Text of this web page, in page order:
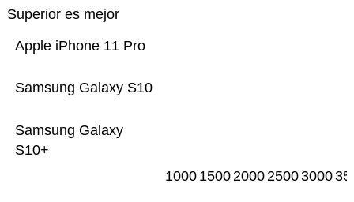
Superior es mejor
Samsung Galaxy
S10+
Samsung Galaxy S10
Apple iPhone 11 Pro
1000 1500200025003000